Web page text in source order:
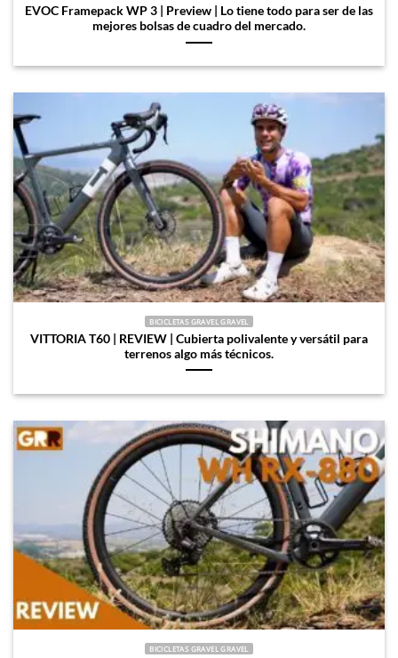
EVOC Framepack WP 3 | Preview | Lo tiene todo para ser de las
mejores bolsas de cuadro del mercado.
BICICLETAS GRAVEL GRAVEL
VITTORIA T60 | REVIEW | Cubierta polivalente y versátil para
terrenos algo más técnicos.
BICICLETAS GRAVEL GRAVEL